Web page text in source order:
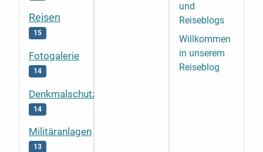
Reisen
15
Fotogalerie
14
Denkmalschutz
14
Militäranlagen
13
und
Reiseblogs
Willkommen
in unserem
Reiseblog